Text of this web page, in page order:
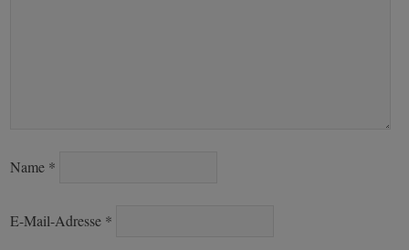
Name *
E-Mail-Adresse *